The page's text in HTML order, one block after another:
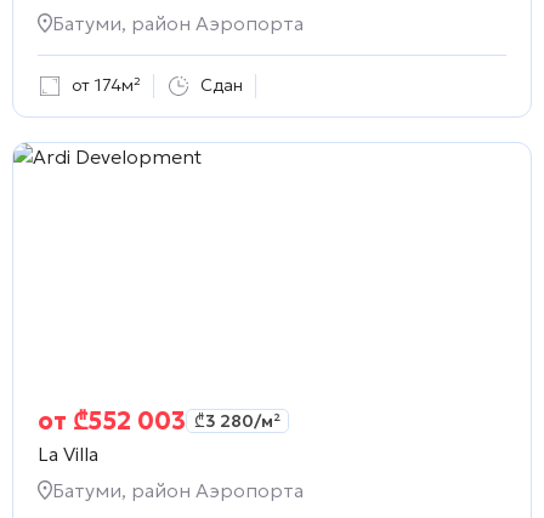
Батуми, район Аэропорта
от 174м² Сдан
от ₾552 003 ₾3 280/м²
La Villa
Батуми, район Аэропорта